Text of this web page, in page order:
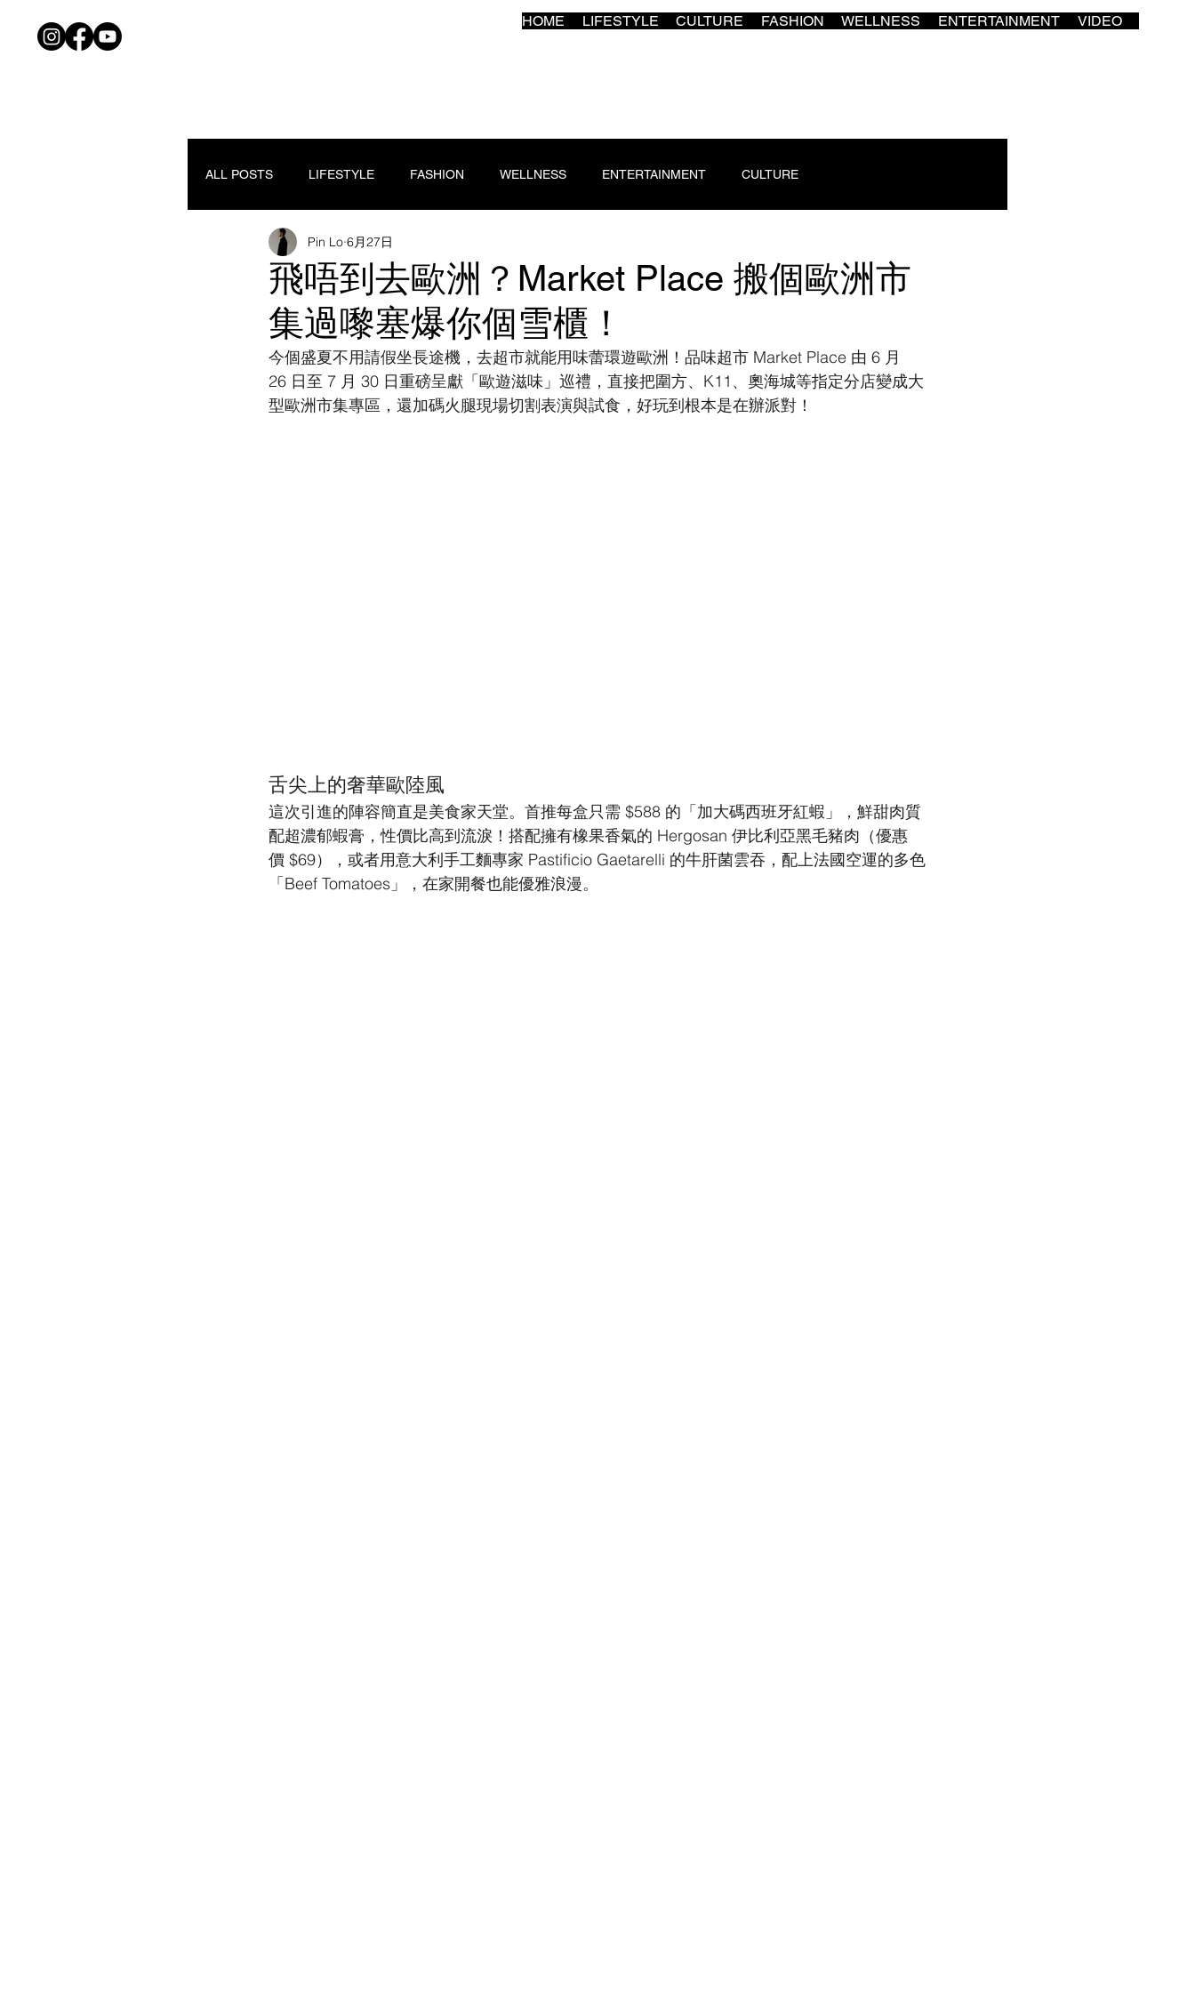
HOME LIFESTYLE CULTURE FASHION WELLNESS ENTERTAINMENT VIDEO
ALL POSTS LIFESTYLE FASHION WELLNESS ENTERTAINMENT CULTURE
飛唔到去歐洲？Market Place 搬個歐洲市
集過嚟塞爆你個雪櫃！
Pin Lo 6月27日
今個盛夏不用請假坐長途機，去超市就能用味蕾環遊歐洲！品味超市 Market Place 由 6 月
26 日至 7 月 30 日重磅呈獻「歐遊滋味」巡禮，直接把圍方、K11、奧海城等指定分店變成大
型歐洲市集專區，還加碼火腿現場切割表演與試食，好玩到根本是在辦派對！
舌尖上的奢華歐陸風
這次引進的陣容簡直是美食家天堂。首推每盒只需 $588 的「加大碼西班牙紅蝦」，鮮甜肉質
配超濃郁蝦膏，性價比高到流淚！搭配擁有橡果香氣的 Hergosan 伊比利亞黑毛豬肉（優惠
價 $69），或者用意大利手工麵專家 Pastificio Gaetarelli 的牛肝菌雲吞，配上法國空運的多色
「Beef Tomatoes」，在家開餐也能優雅浪漫。